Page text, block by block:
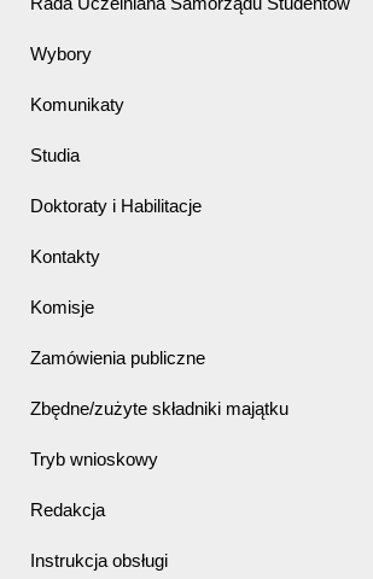
Wybory
Komunikaty
Studia
Doktoraty i Habilitacje
Kontakty
Komisje
Zamówienia publiczne
Zbędne/zużyte składniki majątku
Tryb wnioskowy
Redakcja
Instrukcja obsługi